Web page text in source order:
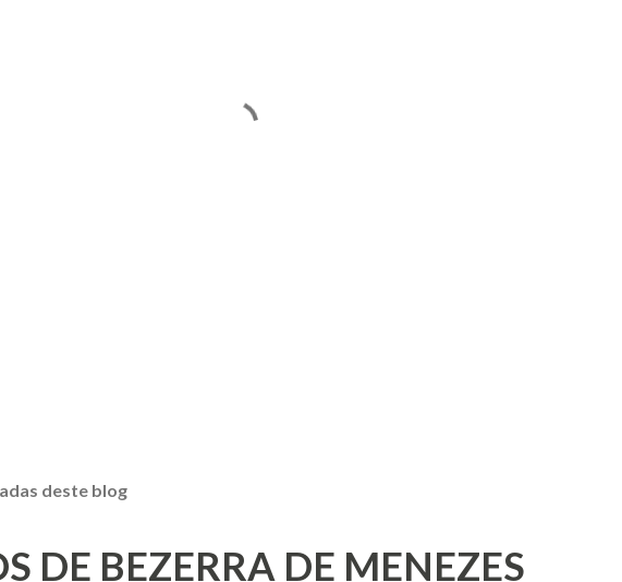
deste blog
DE BEZERRA DE MENEZES